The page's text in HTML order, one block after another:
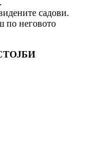
садови.
по неговото